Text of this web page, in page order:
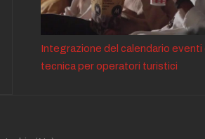
Integrazione del calendario eventi
tecnica per operatori turistici